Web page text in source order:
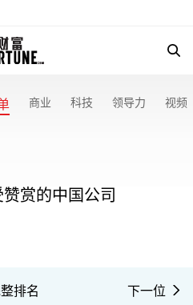
商业 科技 领导力 视频
赏的中国公司
排名 下一位